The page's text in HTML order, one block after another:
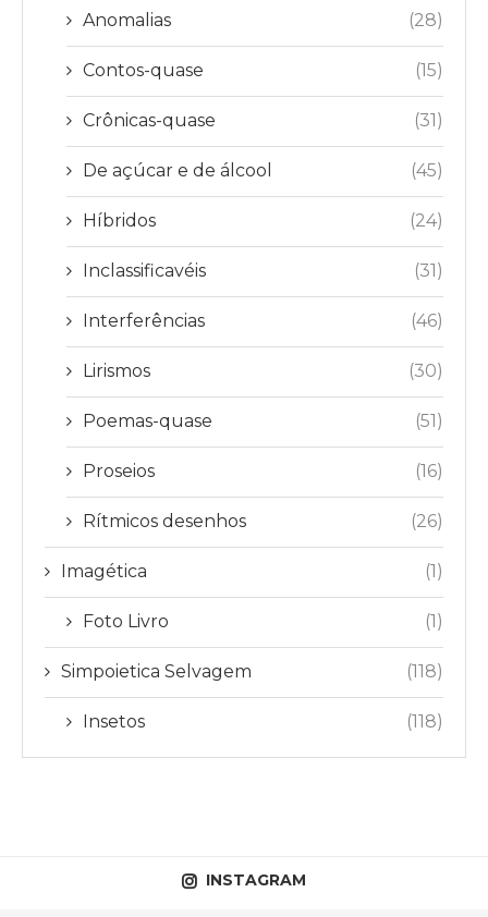
Anomalias (28)
Contos-quase (15)
Crônicas-quase (31)
De açúcar e de álcool (45)
Híbridos (24)
Inclassificavéis (31)
Interferências (46)
Lirismos (30)
Poemas-quase (51)
Proseios (16)
Rítmicos desenhos (26)
Imagética (1)
Foto Livro (1)
Simpoietica Selvagem (118)
Insetos (118)
INSTAGRAM